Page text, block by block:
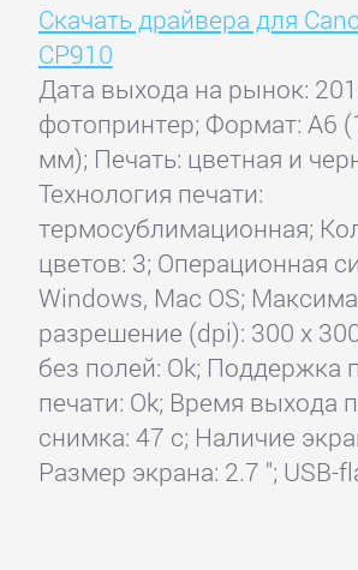
Скачать драйвера для
CP910
Дата выхода на рынок:
фотопринтер; Формат: A6
мм); Печать: цветная и
Технология печати:
термосублимационная;
цветов: 3; Операционная
Windows, Mac OS;
разрешение (dpi): 300 x
без полей: Ok; Поддержка
печати: Ok; Время выхода
снимка: 47 с; Наличие
Размер экрана: 2.7 "; USB-